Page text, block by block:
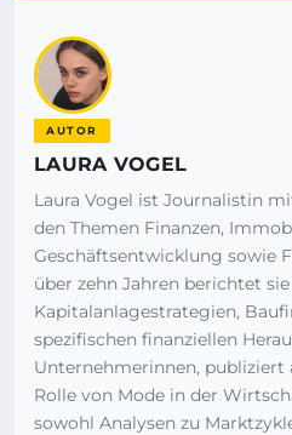
AUTOR
LAURA VOGEL
Laura Vogel ist Journalistin
den Themen Finanzen,
Geschäftsentwicklung sowie
über zehn Jahren berichtet
Kapitalanlagestrategien,
spezifischen finanziellen
Unternehmerinnen, publiziert
Rolle von Mode in der
sowohl Analysen zu